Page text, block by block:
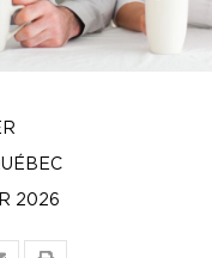
2026